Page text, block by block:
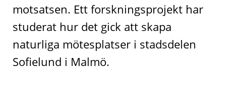
motsatsen. Ett forskningsprojekt har
studerat hur det gick att skapa
naturliga mötesplatser i stadsdelen
Sofielund i Malmö.